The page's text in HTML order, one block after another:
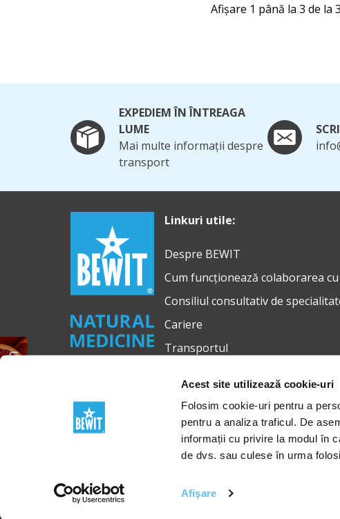
Acest site utilizează cookie-uri
Folosim cookie-uri pentru a
pentru a analiza traficul. De
informații cu privire la modul în
de dvs. sau culese în urma
Afişare
Afișare 1 până la 3 de la
EXPEDIEM ÎN ÎNTREAGA
LUME
Mai multe informații despre
transport
Linkuri utile:
Despre BEWIT
Cum funcționează colaborarea cu
Consiliul consultativ de
Cariere
Transportul
BEWIT Natural Medicine, s.r.o., cu sediul la adresa